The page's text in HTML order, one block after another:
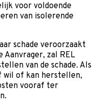
voor voldoende
van isolerende
schade veroorzaakt
Aanvrager, zal REL
van de schade. Als
wil of kan herstellen,
vooraf ter